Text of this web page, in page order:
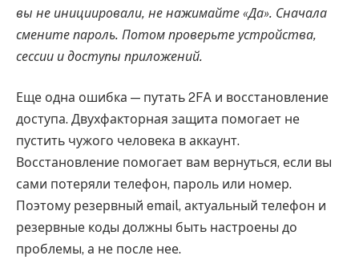
вы не инициировали, не нажимайте «Да». Сначала
смените пароль. Потом проверьте устройства,
сессии и доступы приложений.
Еще одна ошибка — путать 2FA и восстановление
доступа. Двухфакторная защита помогает не
пустить чужого человека в аккаунт.
Восстановление помогает вам вернуться, если вы
сами потеряли телефон, пароль или номер.
Поэтому резервный email, актуальный телефон и
резервные коды должны быть настроены до
проблемы, а не после нее.